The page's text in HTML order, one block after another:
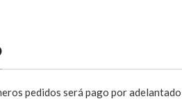
pedidos será pago por adelantado